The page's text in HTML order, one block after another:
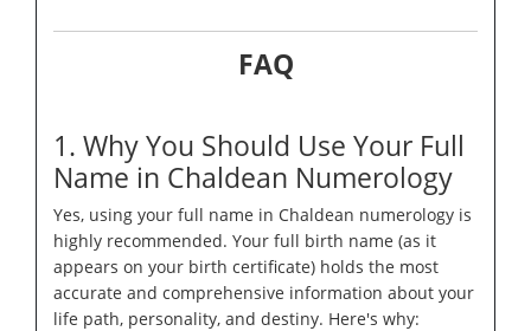
FAQ
1. Why You Should Use Your Full
Name in Chaldean Numerology
Yes, using your full name in Chaldean numerology is
highly recommended. Your full birth name (as it
appears on your birth certificate) holds the most
accurate and comprehensive information about your
life path, personality, and destiny. Here's why: